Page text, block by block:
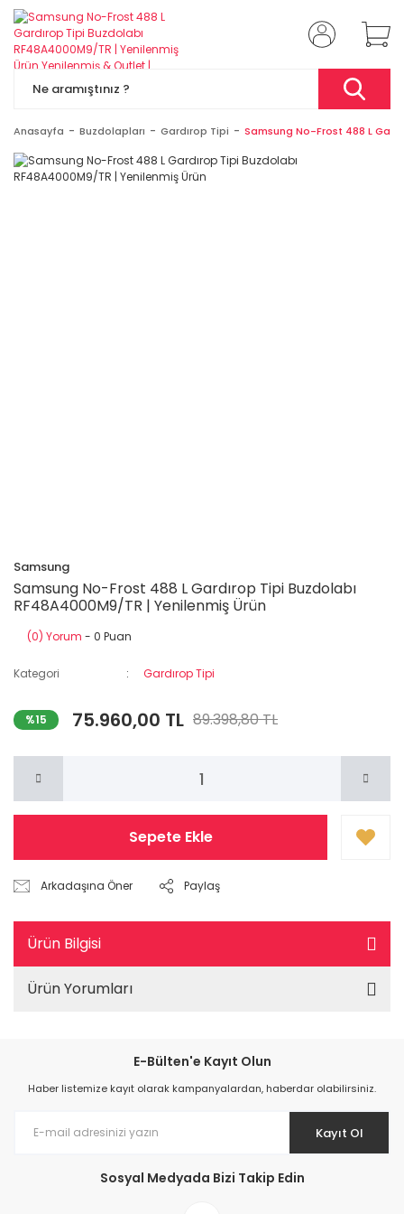
Anasayfa Buzdolapları Gardırop Tipi Samsung No-Frost 488 L
Samsung
Samsung No-Frost 488 L Gardırop Tipi Buzdolabı
RF48A4000M9/TR | Yenilenmiş Ürün
(0) Yorum - 0 Puan
Kategori Gardırop Tipi
%15 75.960,00 TL 89.398,80 TL
Sepete Ekle
Arkadaşına Öner Paylaş
Ürün Bilgisi
Ürün Yorumları
E-Bülten'e Kayıt Olun
Haber listemize kayıt olarak kampanyalardan, haberdar olabilirsiniz.
Kayıt Ol
Sosyal Medyada Bizi Takip Edin